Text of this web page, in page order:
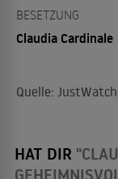
BESETZUNG
Claudia Cardinale
Quelle: JustWatch
HAT DIR